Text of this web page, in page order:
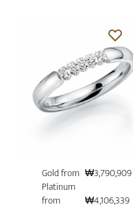
Gold from ₩3,790,909
Platinum
from
₩4,106,339